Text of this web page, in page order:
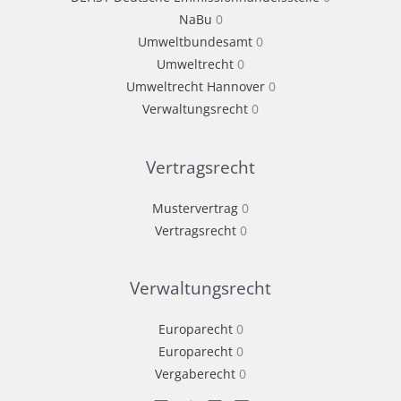
NaBu 0
Umweltbundesamt 0
Umweltrecht 0
Umweltrecht Hannover0
Verwaltungsrecht 0
Vertragsrecht
Mustervertrag 0
Vertragsrecht0
Verwaltungsrecht
Europarecht0
Europarecht0
Vergaberecht 0